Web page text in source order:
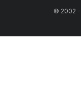
© 2002 -